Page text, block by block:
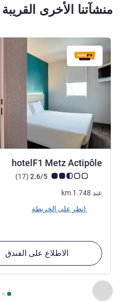
منشآتنا الأخرى القريبة
السابق - منشآتنا الأخرى القريبة
الصفحة
hotelF1 Metz Actipôle
ملاحظة أراء العملاء (رأي ALL) (17 أراء)
عند
km 1.748
الاطلاع على الفندق